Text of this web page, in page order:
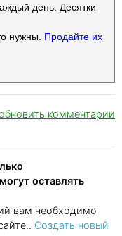
день. Десятки
нужны. Продайте их
комментарии
оставлять
вам необходимо
Создать новый